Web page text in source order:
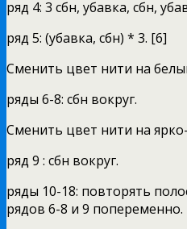
ряд 4: 3 сбн, убавка, сбн,
ряд 5: (убавка, сбн) * 3. [6]
Сменить цвет нити на
ряды 6-8: сбн вокруг.
Сменить цвет нити на
ряд 9 : сбн вокруг.
ряды 10-18: повторять
рядов 6-8 и 9 попеременно.